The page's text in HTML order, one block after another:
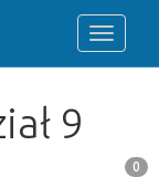
Toggle
9
0